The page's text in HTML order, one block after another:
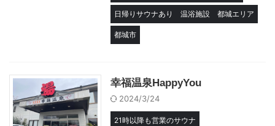
日帰りサウナあり 温浴施設 都城エリア
都城市
幸福温泉HappyYou
2024/3/24
21時以降も営業のサウナ